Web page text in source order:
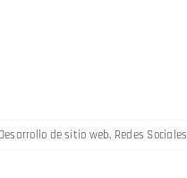
Desarrollo de sitio web, Redes Sociales